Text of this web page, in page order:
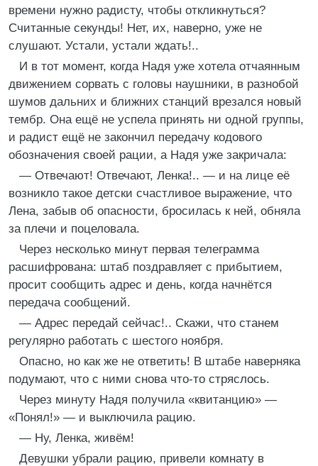
времени нужно радисту, чтобы откликнуться?
Считанные секунды! Нет, их, наверно, уже не
слушают. Устали, устали ждать!..
И в тот момент, когда Надя уже хотела отчаянным
движением сорвать с головы наушники, в разнобой
шумов дальних и ближних станций врезался новый
тембр. Она ещё не успела принять ни одной группы,
и радист ещё не закончил передачу кодового
обозначения своей рации, а Надя уже закричала:
— Отвечают! Отвечают, Ленка!.. — и на лице её
возникло такое детски счастливое выражение, что
Лена, забыв об опасности, бросилась к ней, обняла
за плечи и поцеловала.
Через несколько минут первая телеграмма
расшифрована: штаб поздравляет с прибытием,
просит сообщить адрес и день, когда начнётся
передача сообщений.
— Адрес передай сейчас!.. Скажи, что станем
регулярно работать с шестого ноября.
Опасно, но как же не ответить! В штабе наверняка
подумают, что с ними снова что-то стряслось.
Через минуту Надя получила «квитанцию» —
«Понял!» — и выключила рацию.
— Ну, Ленка, живём!
Девушки убрали рацию, привели комнату в